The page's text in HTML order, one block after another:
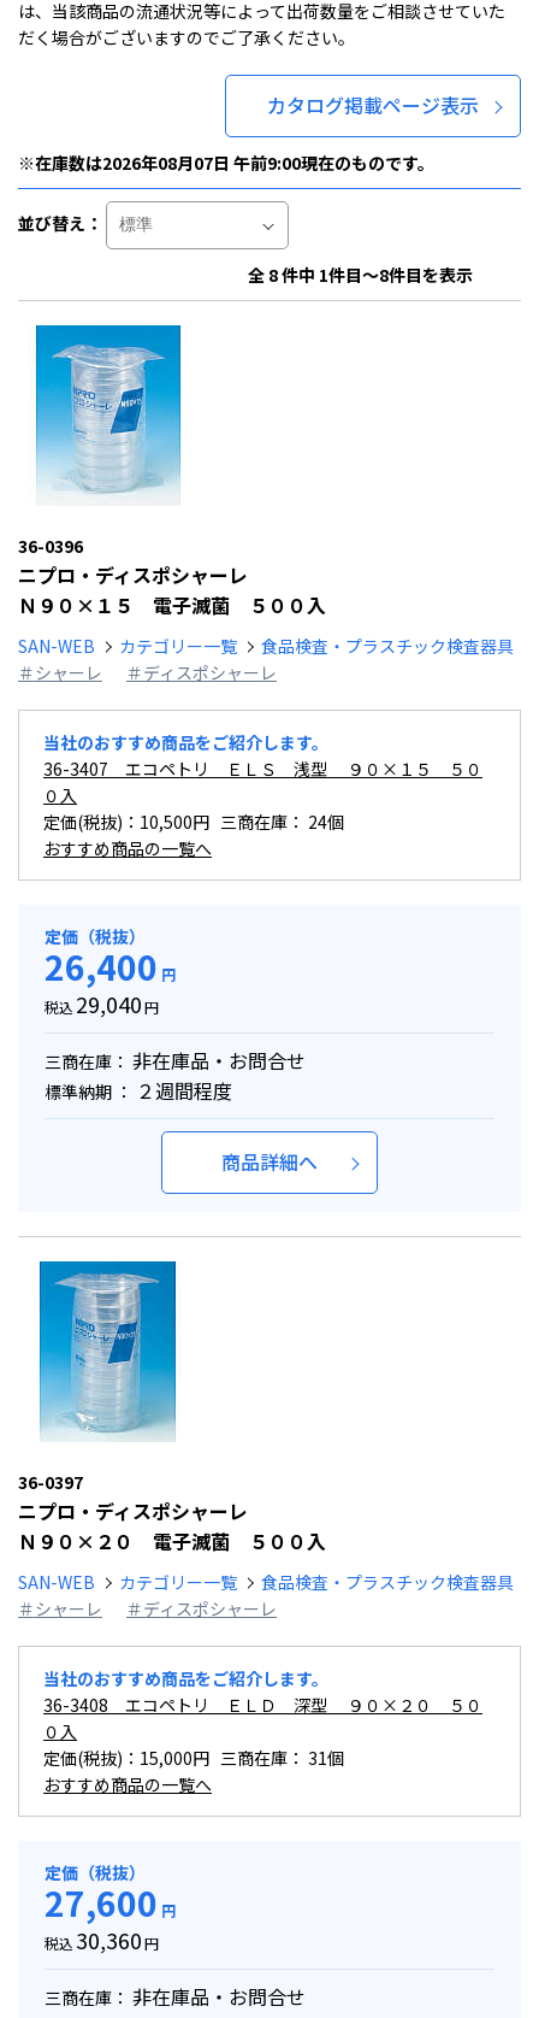
は、当該商品の流通状況等によって出荷数量をご相談させていた
だく場合がございますのでご了承ください。
カタログ掲載ページ表示
※在庫数は2026年08月07日 午前9:00現在のものです。
並び替え：
全 8 件中 1件目～8件目を表示
36-0396
ニプロ・ディスポシャーレ
Ｎ９０×１５ 電子滅菌 ５００入
SAN-WEB カテゴリー一覧
食品検査・プラスチック検査器具
＃シャーレ
＃ディスポシャーレ
当社のおすすめ商品をご紹介します。
36-3407 エコペトリ ＥＬＳ 浅型 ９０×１５ ５０
０入
定価(税抜)：10,500円 三商在庫： 24個
おすすめ商品の一覧へ
定価（税抜）
26,400 円
税込 29,040円
三商在庫： 非在庫品・お問合せ
標準納期 ： ２週間程度
商品詳細へ
36-0397
ニプロ・ディスポシャーレ
Ｎ９０×２０ 電子滅菌 ５００入
SAN-WEB カテゴリー一覧
食品検査・プラスチック検査器具
＃シャーレ
＃ディスポシャーレ
当社のおすすめ商品をご紹介します。
36-3408 エコペトリ ＥＬＤ 深型 ９０×２０ ５０
０入
定価(税抜)：15,000円 三商在庫： 31個
おすすめ商品の一覧へ
定価（税抜）
27,600 円
税込 30,360円
三商在庫： 非在庫品・お問合せ